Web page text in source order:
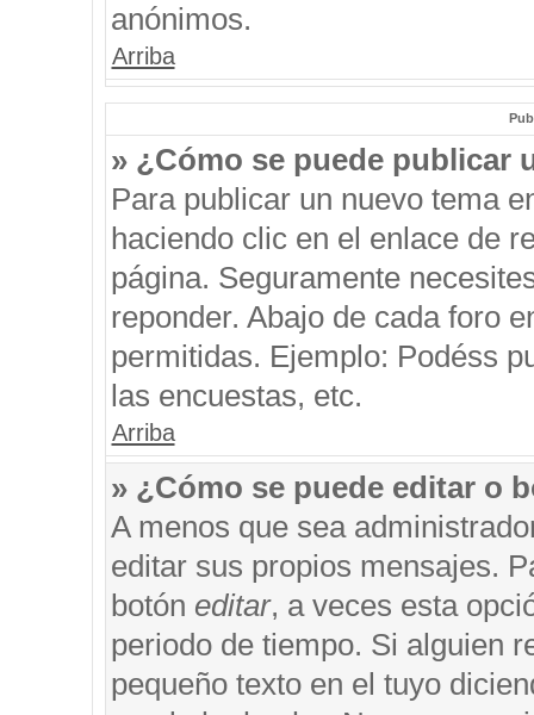
anónimos.
Arriba
» ¿Cómo se puede publicar
Para publicar un nuevo tema
haciendo clic en el enlace de
página. Seguramente
reponder. Abajo de cada foro
permitidas. Ejemplo: Podéss
las encuestas, etc.
Arriba
» ¿Cómo se puede editar o
A menos que sea
editar sus propios mensajes.
botón editar, a veces esta
periodo de tiempo. Si alguien
pequeño texto en el tuyo